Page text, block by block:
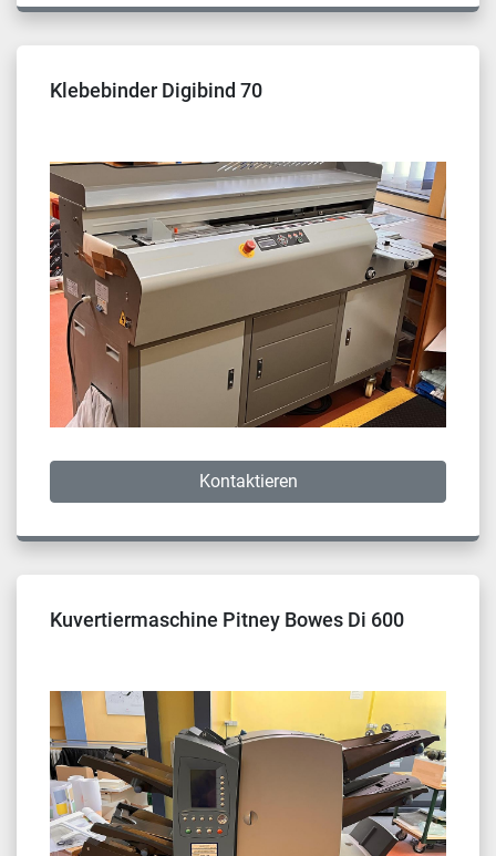
Klebebinder Digibind 70
Kontaktieren
Kuvertiermaschine Pitney Bowes Di 600